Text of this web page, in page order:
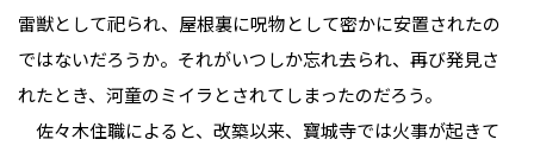
雷獣として祀られ、屋根裏に呪物として密かに安置されたの
ではないだろうか。それがいつしか忘れ去られ、再び発見さ
れたとき、河童のミイラとされてしまったのだろう。
佐々木住職によると、改築以来、寶城寺では火事が起きて